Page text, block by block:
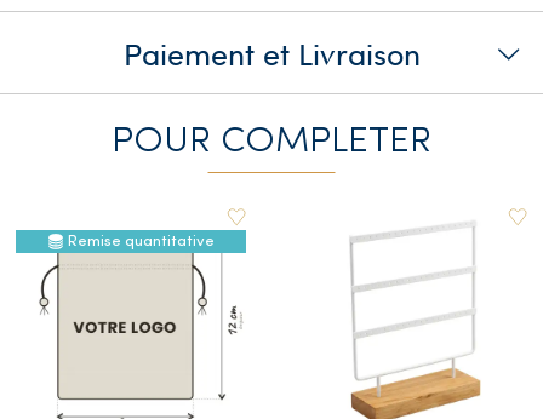
Paiement et Livraison
POUR COMPLETER
Remise quantitative